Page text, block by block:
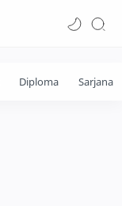
Diploma Sarjana